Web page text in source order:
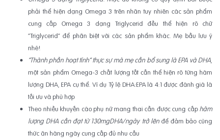
phải thể hiện dạng Omega 3 trên nhãn tuy nhiên các sản phẩm
cung cấp Omega 3 dạng Triglycerid đều thể hiện rõ chữ
“Triglycerid” để phân biệt với các sản phẩm khác. Mẹ bầu lưu ý
nhé!
“Thành phần hoạt tính” thực sự mà mẹ cần bổ sung là EPA và DHA,
một sản phẩm Omega-3 chất lượng tốt cần thể hiện rõ từng hàm
lượng DHA, EPA cụ thể. Ví dụ Tỷ lệ DHA:EPA là 4:1 được đánh giá là
tối ưu và phù hợp
Theo nhiều khuyến cáo phụ nữ mang thai cần được cung cấp hàm
lượng DHA cần đạt từ 130mgDHA/ngày trở lênđể đảm bảo cùng
thức ăn hàng ngày cung cấp đủ nhu cầu